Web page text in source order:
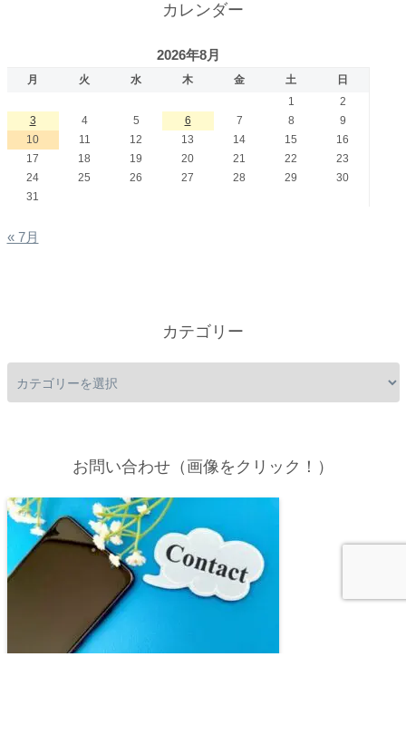
カレンダー
2026年8月
月 火 水 木 金 土
日
1
2
3
4 5 6 7 8
9
10
11 12 13 14 15
16
17
18 19 20 21 22
23
24
25 26 27 28 29
30
31
« 7月
カテゴリー
お問い合わせ（画像をクリック！）